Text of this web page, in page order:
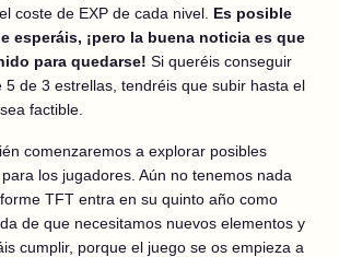
coste de EXP de cada nivel. Es posible
esperáis, ¡pero la buena noticia es que
para quedarse! Si queréis conseguir
5 de 3 estrellas, tendréis que subir hasta el
factible.
comenzaremos a explorar posibles
los jugadores. Aún no tenemos nada
TFT entra en su quinto año como
de que necesitamos nuevos elementos y
cumplir, porque el juego se os empieza a